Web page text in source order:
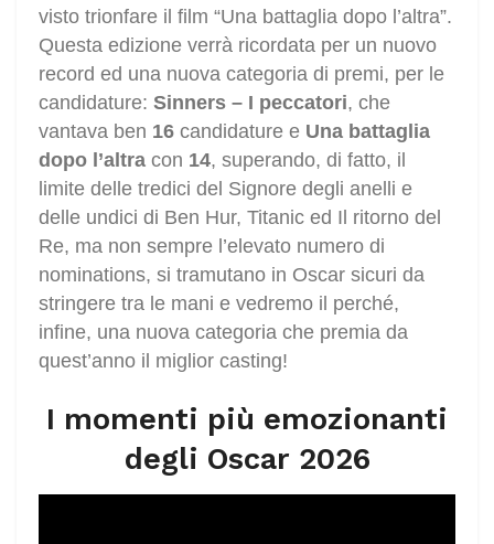
visto trionfare il film “Una battaglia dopo l’altra”.
Questa edizione verrà ricordata per un nuovo
record ed una nuova categoria di premi, per le
candidature: Sinners – I peccatori, che
vantava ben 16 candidature e Una battaglia
dopo l’altra con 14, superando, di fatto, il
limite delle tredici del Signore degli anelli e
delle undici di Ben Hur, Titanic ed Il ritorno del
Re, ma non sempre l’elevato numero di
nominations, si tramutano in Oscar sicuri da
stringere tra le mani e vedremo il perché,
infine, una nuova categoria che premia da
quest’anno il miglior casting!
I momenti più emozionanti
degli Oscar 2026